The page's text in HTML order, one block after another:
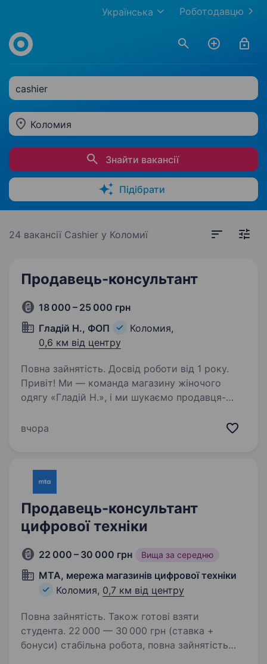
Роботодавцю
Українська
cashier
Коломия
Знайти вакансії
Підібрати
24 вакансії Cashier у Коломиї
Продавець-консультант
18 000 – 25 000 грн
Гладій Н., ФОП
Коломия,
0,6 км від центру
Повна зайнятість. Досвід роботи від 1 року.
Привіт! Ми — команда магазину жіночого
одягу «Гладій Н.», і ми шукаємо продавця-
колективне середовище в місті Коломия.
вчора
Продавець-консультант
цифрової техніки
22 000 – 30 000 грн Вища за середню
MTA, мережа магазинів цифрової техніки
Коломия, 0,7 км від центру
Повна зайнятість. Також готові взяти
студента. 22 000 — 30 000 грн (ставка +
бонуси) стабільна робота, повна зайнятість